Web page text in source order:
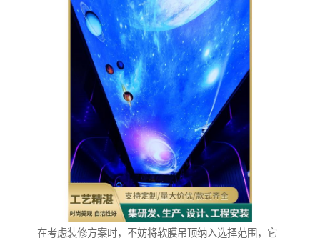
在考虑装修方案时，不妨将软膜吊顶纳入选择范围，它